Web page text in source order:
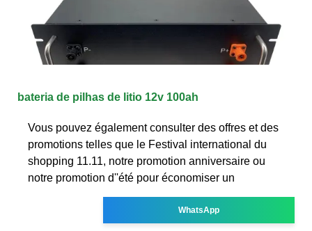
bateria de pilhas de litio 12v 100ah
Vous pouvez également consulter des offres et des
promotions telles que le Festival international du
shopping 11.11, notre promotion anniversaire ou
notre promotion d''été pour économiser un
WhatsApp